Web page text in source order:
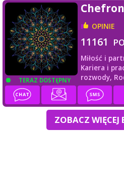
TERAZ DOSTĘPNY
Chefron
OPINIE
11161
Miłość i
Kariera i
rozwody,
ZOBACZ WIĘCEJ